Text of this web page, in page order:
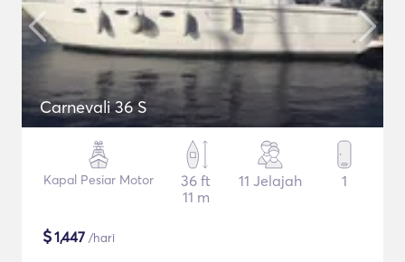
Carnevali 36 S
Kapal Pesiar Motor
36 ft
11 m
11 Jelajah 1
$1,447 /hari